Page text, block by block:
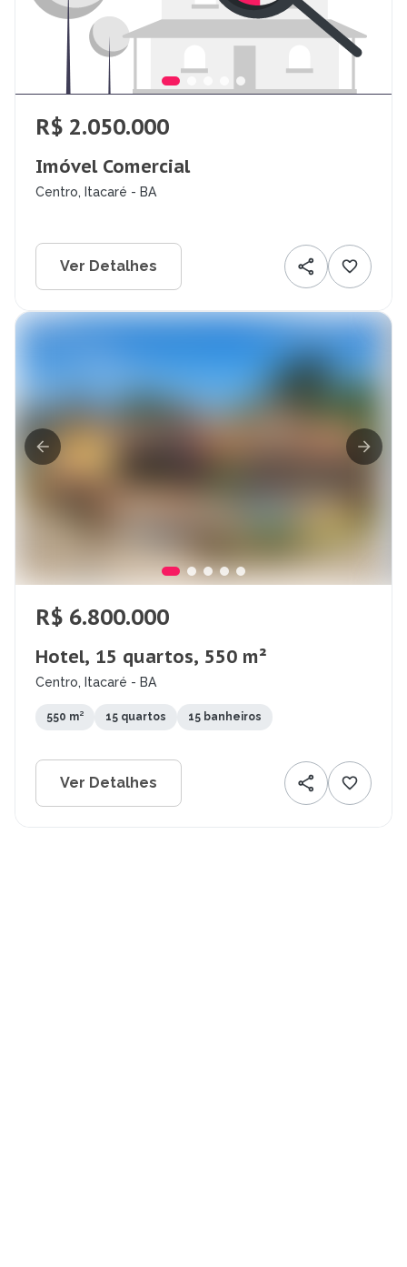
R$ 2.050.000
Imóvel Comercial
Centro, Itacaré - BA
Ver Detalhes
R$ 6.800.000
Hotel, 15 quartos, 550 m²
Centro, Itacaré - BA
550 m² 15 quartos 15 banheiros
Ver Detalhes